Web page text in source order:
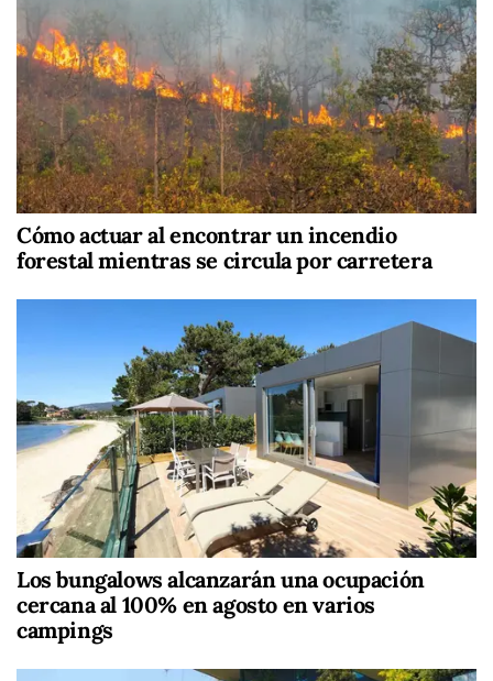
Cómo actuar al encontrar un incendio
forestal mientras se circula por carretera
Los bungalows alcanzarán una ocupación
cercana al 100% en agosto en varios
campings